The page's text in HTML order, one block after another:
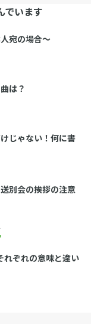
でいます
宛の場合〜
は？
じゃない！何に書
別会の挨拶の注意
れぞれの意味と違い